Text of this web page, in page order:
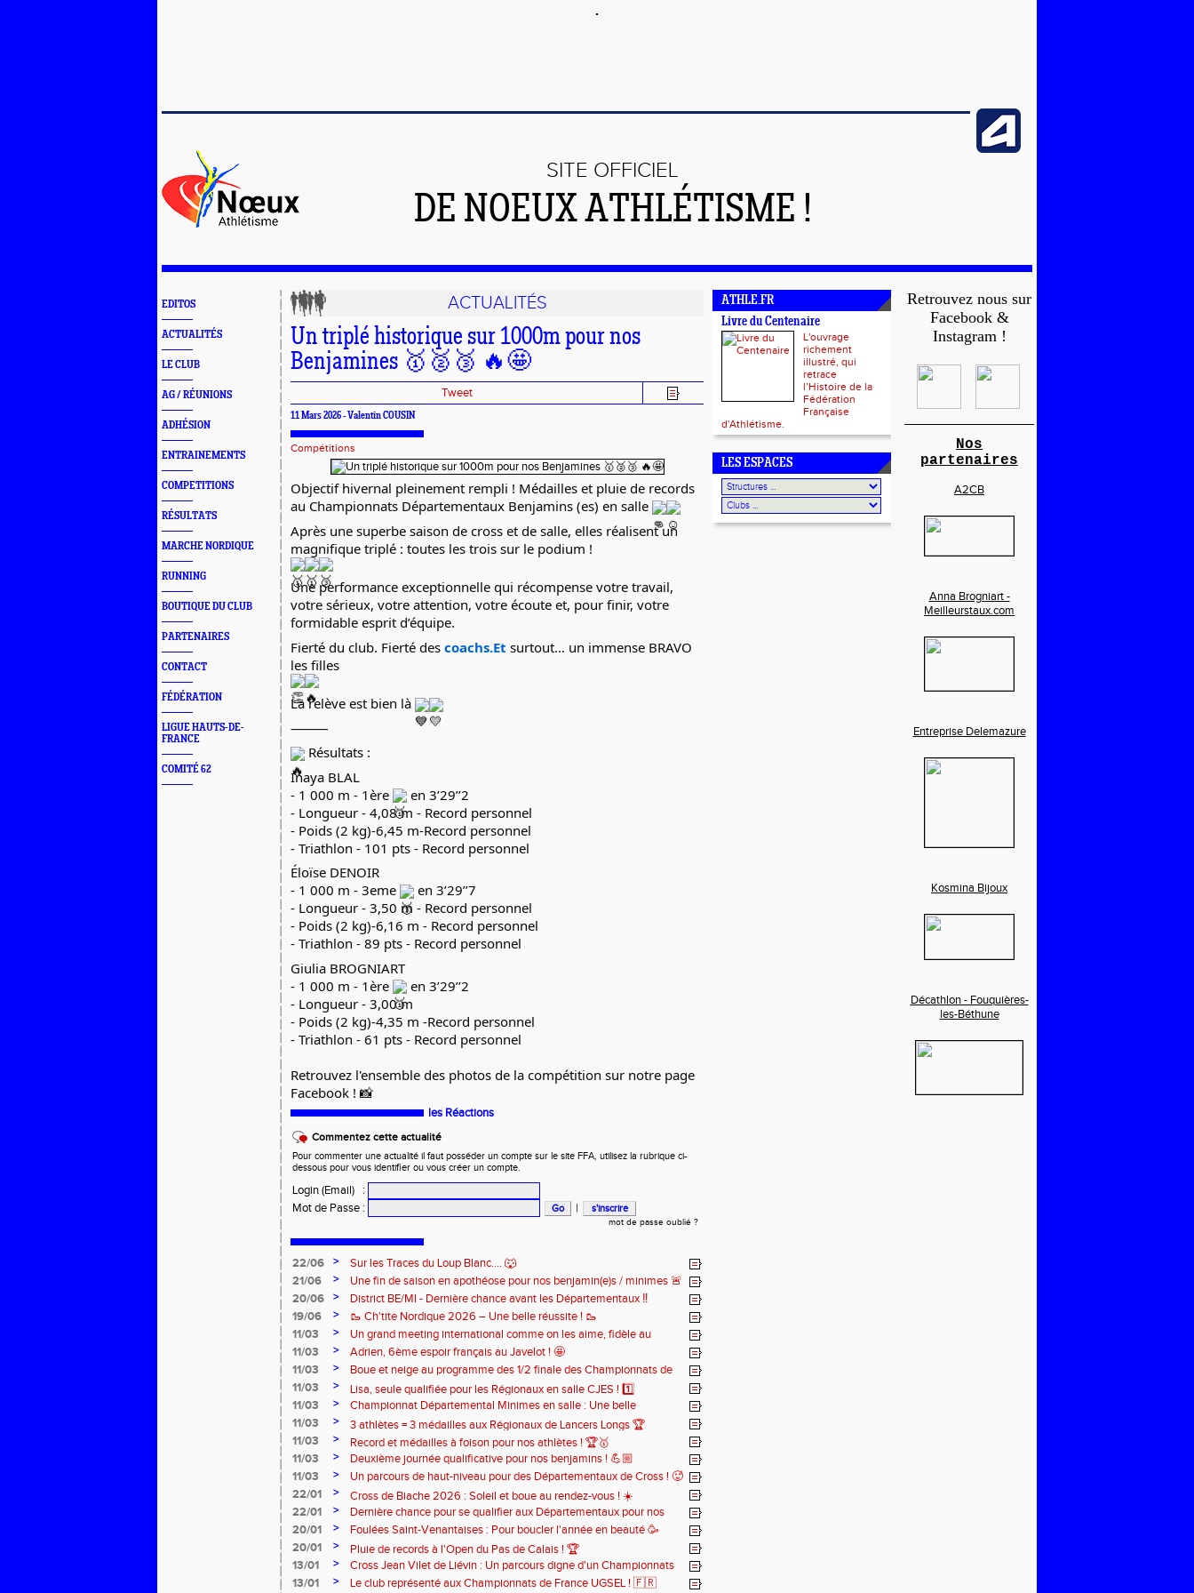
SITE OFFICIEL
DE NOEUX ATHLÉTISME !
EDITOS
ACTUALITÉS
LE CLUB
AG / RÉUNIONS
ADHÉSION
ENTRAINEMENTS
COMPETITIONS
RÉSULTATS
MARCHE NORDIQUE
RUNNING
BOUTIQUE DU CLUB
PARTENAIRES
CONTACT
FÉDÉRATION
LIGUE HAUTS-DE-
FRANCE
COMITÉ 62
ACTUALITÉS
Un triplé historique sur 1000m pour nos
Benjamines 🥇🥈🥉 🔥🤩
Tweet
11 Mars 2026 - Valentin COUSIN
Compétitions
Objectif hivernal pleinement rempli ! Médailles et pluie de records
au Championnats Départementaux Benjamins (es) en salle
Après une superbe saison de cross et de salle, elles réalisent un
magnifique triplé : toutes les trois sur le podium !
Une performance exceptionnelle qui récompense votre travail,
votre sérieux, votre attention, votre écoute et, pour finir, votre
formidable esprit d’équipe.
Fierté du club. Fierté des coachs.Et surtout… un immense BRAVO
les filles
La relève est bien là
⸻
Résultats :
Inaya BLAL
- 1 000 m - 1ère
en 3’29’’2
- Longueur - 4,08 m - Record personnel
- Poids (2 kg)-6,45 m-Record personnel
- Triathlon - 101 pts - Record personnel
Éloïse DENOIR
- 1 000 m - 3eme
en 3’29’’7
- Longueur - 3,50 m - Record personnel
- Poids (2 kg)-6,16 m - Record personnel
- Triathlon - 89 pts - Record personnel
Giulia BROGNIART
- 1 000 m - 1ère
en 3’29’’2
- Longueur - 3,00 m
- Poids (2 kg)-4,35 m -Record personnel
- Triathlon - 61 pts - Record personnel
Retrouvez l'ensemble des photos de la compétition sur notre page
Facebook ! 📸
les Réactions
Commentez cette actualité
Pour commenter une actualité il faut posséder un compte sur le site FFA, utilisez la rubrique ci-
dessous pour vous identifier ou vous créer un compte.
Login (Email)
:
Mot de Passe : |
mot de passe oublié ?
22/06 >
Sur les Traces du Loup Blanc.... 🐺
21/06
>
Une fin de saison en apothéose pour nos benjamin(e)s / minimes 🚨
20/06
>
District BE/MI - Dernière chance avant les Départementaux ‼️
19/06
>
🥾 Ch'tite Nordique 2026 – Une belle réussite ! 🥾
11/03
>
Un grand meeting international comme on les aime, fidèle au
rendez-vous chaque année 🔥
11/03 >
Adrien, 6ème espoir français au Javelot ! 🤩
11/03
>
Boue et neige au programme des 1/2 finale des Championnats de
France de Cross ! ❄️
11/03 >
Lisa, seule qualifiée pour les Régionaux en salle CJES ! 1️⃣
11/03
>
Championnat Départemental Minimes en salle : Une belle
distinction pour nos 3 athlètes qualifiés 😎
11/03 >
3 athlètes = 3 médailles aux Régionaux de Lancers Longs 🏆
11/03
>
Record et médailles à foison pour nos athlètes ! 🏆🥇
11/03
>
Deuxième journée qualificative pour nos benjamins ! 💪🏼
11/03
>
Un parcours de haut-niveau pour des Départementaux de Cross ! 🥵
22/01
>
Cross de Biache 2026 : Soleil et boue au rendez-vous ! ☀️
22/01
>
Dernière chance pour se qualifier aux Départementaux pour nos
Minimes ! 🚨
20/01 >
Foulées Saint-Venantaises : Pour boucler l'année en beauté 🥳
20/01
>
Pluie de records à l'Open du Pas de Calais ! 🏆
13/01
>
Cross Jean Vilet de Liévin : Un parcours digne d'un Championnats
de France ! 😮‍💨
13/01 >
Le club représenté aux Championnats de France UGSEL ! 🇫🇷
ATHLE.FR
Livre du Centenaire
L'ouvrage
richement
illustré, qui
retrace
l’Histoire de la
Fédération
Française
d'Athlétisme.
LES ESPACES
Retrouvez nous sur
Facebook &
Instagram !
Nos
partenaires
A2CB
Anna Brogniart -
Meilleurstaux.com
Entreprise Delemazure
Kosmina Bijoux
Décathlon - Fouquières-
les-Béthune